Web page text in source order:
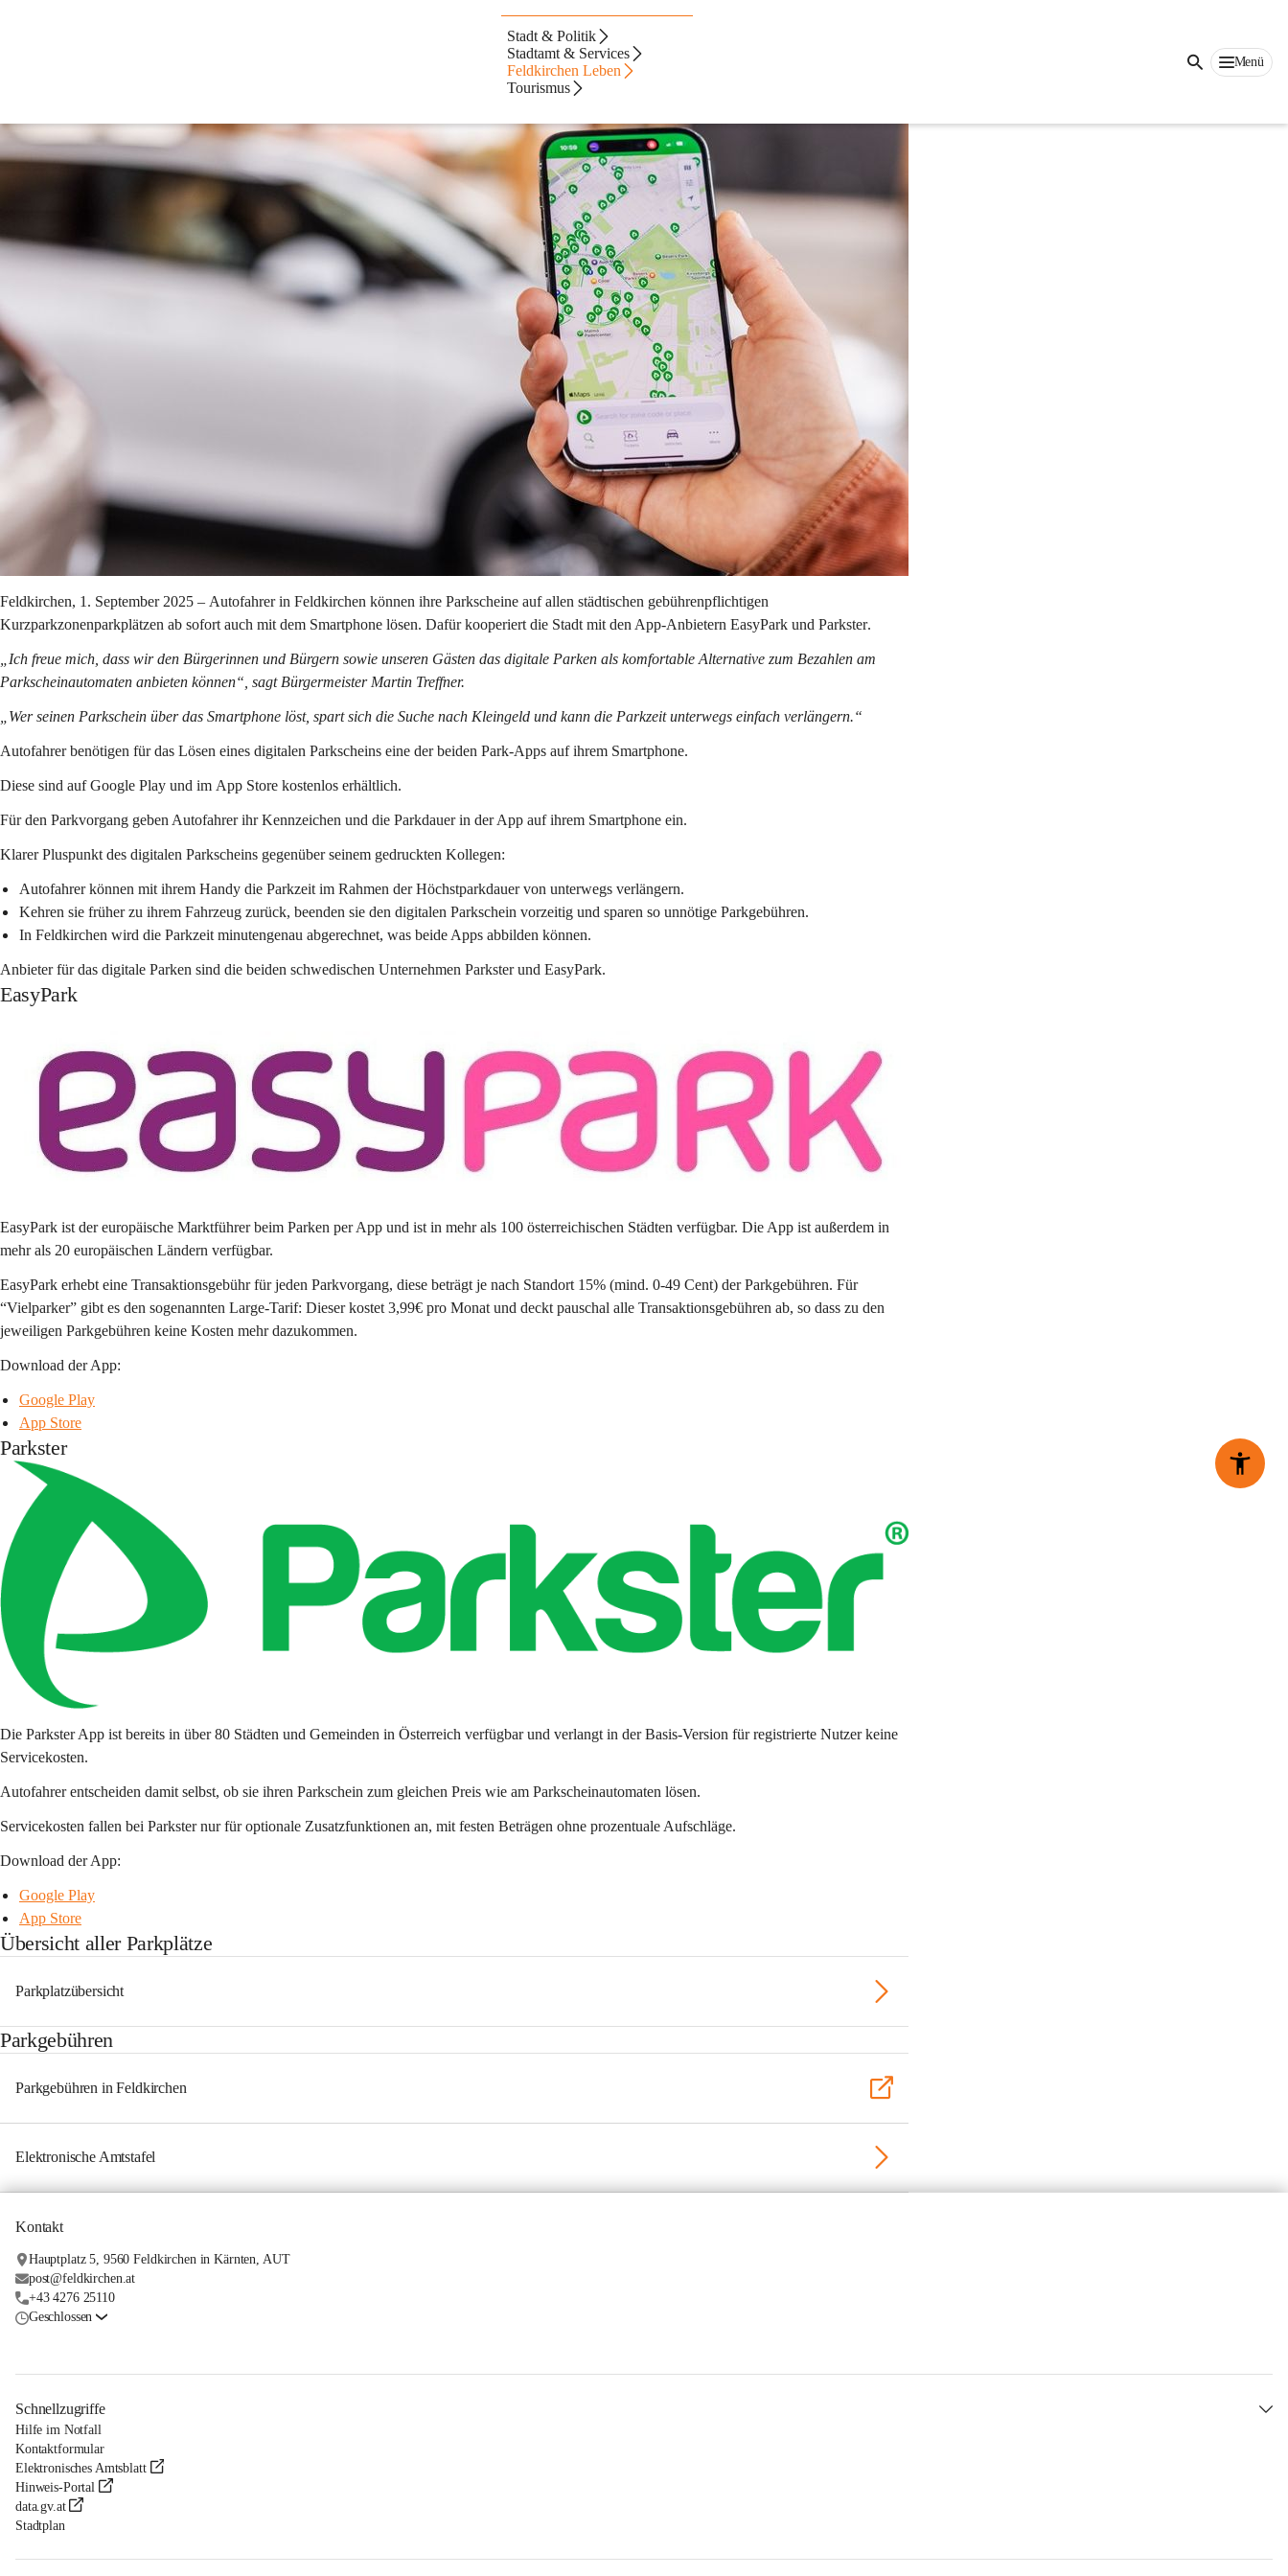
Stadt & Politik
Stadtamt & Services
Feldkirchen Leben
Tourismus
Menü
Feldkirchen, 1. September 2025 – Autofahrer in Feldkirchen können ihre Parkscheine auf allen städtischen gebührenpflichtigen
Kurzparkzonenparkplätzen ab sofort auch mit dem Smartphone lösen. Dafür kooperiert die Stadt mit den App-Anbietern EasyPark und Parkster.
„Ich freue mich, dass wir den Bürgerinnen und Bürgern sowie unseren Gästen das digitale Parken als komfortable Alternative zum Bezahlen am
Parkscheinautomaten anbieten können“, sagt Bürgermeister Martin Treffner.
„Wer seinen Parkschein über das Smartphone löst, spart sich die Suche nach Kleingeld und kann die Parkzeit unterwegs einfach verlängern.“
Autofahrer benötigen für das Lösen eines digitalen Parkscheins eine der beiden Park-Apps auf ihrem Smartphone.
Diese sind auf Google Play und im App Store kostenlos erhältlich.
Für den Parkvorgang geben Autofahrer ihr Kennzeichen und die Parkdauer in der App auf ihrem Smartphone ein.
Klarer Pluspunkt des digitalen Parkscheins gegenüber seinem gedruckten Kollegen:
Autofahrer können mit ihrem Handy die Parkzeit im Rahmen der Höchstparkdauer von unterwegs verlängern.
Kehren sie früher zu ihrem Fahrzeug zurück, beenden sie den digitalen Parkschein vorzeitig und sparen so unnötige Parkgebühren.
In Feldkirchen wird die Parkzeit minutengenau abgerechnet, was beide Apps abbilden können.
Anbieter für das digitale Parken sind die beiden schwedischen Unternehmen Parkster und EasyPark.
EasyPark
EasyPark ist der europäische Marktführer beim Parken per App und ist in mehr als 100 österreichischen Städten verfügbar. Die App ist außerdem in
mehr als 20 europäischen Ländern verfügbar.
EasyPark erhebt eine Transaktionsgebühr für jeden Parkvorgang, diese beträgt je nach Standort 15% (mind. 0-49 Cent) der Parkgebühren. Für
“Vielparker” gibt es den sogenannten Large-Tarif: Dieser kostet 3,99€ pro Monat und deckt pauschal alle Transaktionsgebühren ab, so dass zu den
jeweiligen Parkgebühren keine Kosten mehr dazukommen.
Download der App:
Google Play
App Store
Parkster
Die Parkster App ist bereits in über 80 Städten und Gemeinden in Österreich verfügbar und verlangt in der Basis-Version für registrierte Nutzer keine
Servicekosten.
Autofahrer entscheiden damit selbst, ob sie ihren Parkschein zum gleichen Preis wie am Parkscheinautomaten lösen.
Servicekosten fallen bei Parkster nur für optionale Zusatzfunktionen an, mit festen Beträgen ohne prozentuale Aufschläge.
Download der App:
Google Play
App Store
Übersicht aller Parkplätze
Parkplatzübersicht
Parkgebühren
Parkgebühren in Feldkirchen
Elektronische Amtstafel
Kontakt
Hauptplatz 5, 9560 Feldkirchen in Kärnten, AUT
post@feldkirchen.at
+43 4276 25110
Geschlossen
Schnellzugriffe
Hilfe im Notfall
Kontaktformular
Elektronisches Amtsblatt
Hinweis-Portal
data.gv.at
Stadtplan